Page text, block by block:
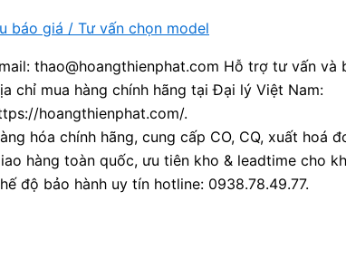
báo giá / Tư vấn chọn model
thao@hoangthienphat.com Hỗ trợ tư vấn và
chỉ mua hàng chính hãng tại Đại lý Việt Nam:
hoangthienphat.com/.
hóa chính hãng, cung cấp CO, CQ, xuất hoá
hàng toàn quốc, ưu tiên kho & leadtime cho
độ bảo hành uy tín hotline: 0938.78.49.77.